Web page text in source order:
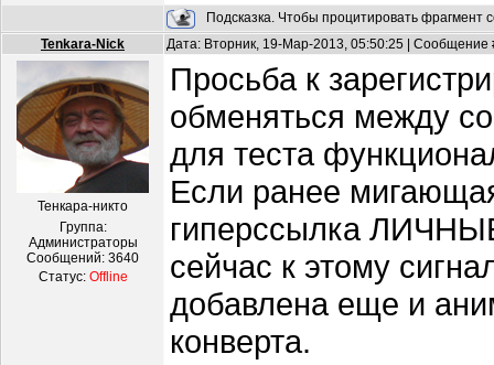
Подсказка. Чтобы процитировать фрагмент
Tenkara-Nick
Дата: Вторник, 19-Мар-2013, 05:50:25 | Сообщение
Тенкара-никто
Группа:
Администраторы
Сообщений: 3640
Статус: Offline
Просьба к
обменяться между
для теста
Если ранее
гиперссылка
сейчас к этому
добавлена еще и
конверта.